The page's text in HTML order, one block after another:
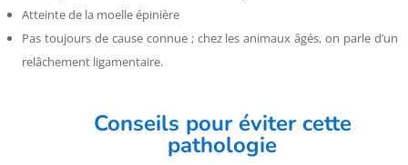
Atteinte de la moelle épinière
Pas toujours de cause connue ; chez les animaux âgés, on parle d’un
relâchement ligamentaire.
Conseils pour éviter cette
pathologie